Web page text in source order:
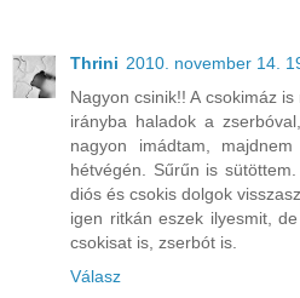
Thrini 2010. november 14.
Nagyon csinik!! A csokimáz
irányba haladok a
nagyon imádtam,
hétvégén. Sűrűn is
diós és csokis dolgok
igen ritkán eszek ilyesmit,
csokisat is, zserbót is.
Válasz